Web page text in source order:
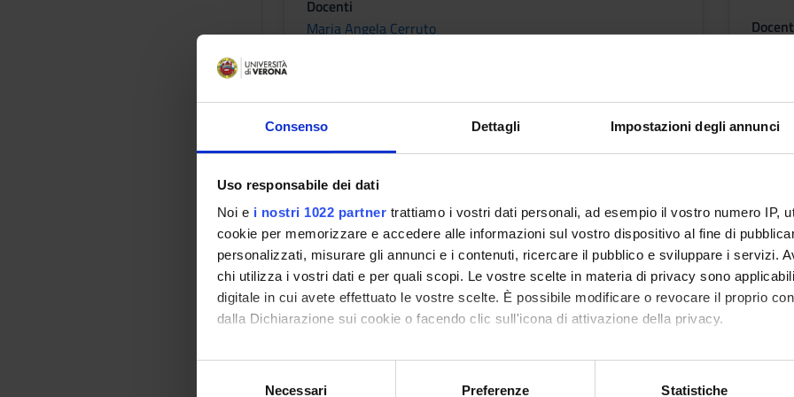
Consenso Dettagli Impostazioni degli annunci
Uso responsabile dei dati
Noi e i nostri 1022 partner trattiamo i vostri dati personali, ad esempio il vostro numero IP,
cookie per memorizzare e accedere alle informazioni sul vostro dispositivo al fine di
personalizzati, misurare gli annunci e i contenuti, ricercare il pubblico e sviluppare i servizi.
chi utilizza i vostri dati e per quali scopi. Le vostre scelte in materia di privacy sono
digitale in cui avete effettuato le vostre scelte. È possibile modificare o revocare il proprio
dalla Dichiarazione sui cookie o facendo clic sull'icona di attivazione della privacy.
Con il tuo consenso, vorremmo anche:
raccogliere informazioni sulla tua posizione geografica, con un'approssimazione di
Necessari Preferenze Statistiche
Docenti
Maria Angela Cerruto
Obiettivi formativi
Fornire conoscenze di base riguardanti l’urologia riabilitativa, le malattie vascolari e
disfunzioni pelviperineali e la metodologia della fisioterapia nelle grandi ustioni, nelle
MODULO: UROLOGIA RIABILITATIVA Acquisire le basi teoriche di anatomia,
pazienti neurologici e non, conoscere le principali cause di alterazione dell’apparato
incontinenza post gravidica ecc.) e permettere di impostare un percorso
conservativi. Conoscere i fenomeni dinamici del parto; la motricità e sensorialità del
MODULO: MALATTIE VASCOLARI E DEL TROFISMO CUTANEO IN FISIOTERAPIA